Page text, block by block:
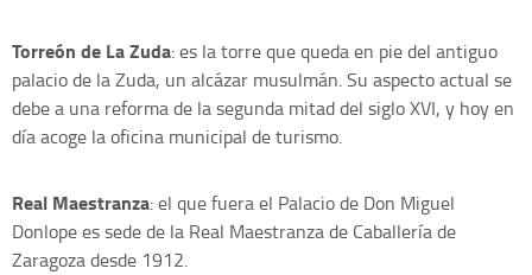
Torreón de La Zuda: es la torre que queda en pie del antiguo
palacio de la Zuda, un alcázar musulmán. Su aspecto actual se
debe a una reforma de la segunda mitad del siglo XVI, y hoy en
día acoge la oficina municipal de turismo.
Real Maestranza: el que fuera el Palacio de Don Miguel
Donlope es sede de la Real Maestranza de Caballería de
Zaragoza desde 1912.